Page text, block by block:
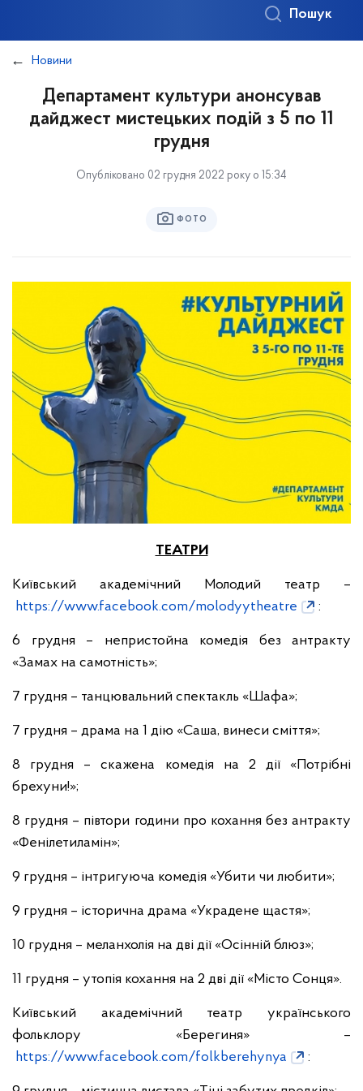
Пошук
Новини
Департамент культури анонсував
дайджест мистецьких подій з 5 по 11
грудня
Опубліковано 02 грудня 2022 року о 15:34
ФОТО
ТЕАТРИ
Київський академічний Молодий театр –
https://www.facebook.com/molodyytheatre
:
6 грудня – непристойна комедія без антракту
«Замах на самотність»;
7 грудня – танцювальний спектакль «Шафа»;
7 грудня – драма на 1 дію «Саша, винеси сміття»;
8 грудня – скажена комедія на 2 дії «Потрібні
брехуни!»;
8 грудня – півтори години про кохання без антракту
«Фенілетиламін»;
9 грудня – інтригуюча комедія «Убити чи любити»;
9 грудня – історична драма «Украдене щастя»;
10 грудня – меланхолія на дві дії «Осінній блюз»;
11 грудня – утопія кохання на 2 дві дії «Місто Сонця».
Київський академічний театр українського
фольклору «Берегиня» –
https://www.facebook.com/folkberehynya
: